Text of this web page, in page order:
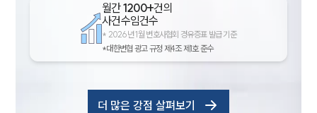
월간1200+건의
사건수임건수
* 2026년 1월 변호사협회 경유증표 발급 기준
*대한변협 광고 규정 제4조 제1호 준수
더 많은 강점 살펴보기